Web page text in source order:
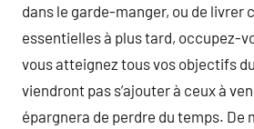
dans le garde-manger, ou de livrer
essentielles à plus tard, occupez-
vous atteignez tous vos objectifs
viendront pas s’ajouter à ceux à
épargnera de perdre du temps. De